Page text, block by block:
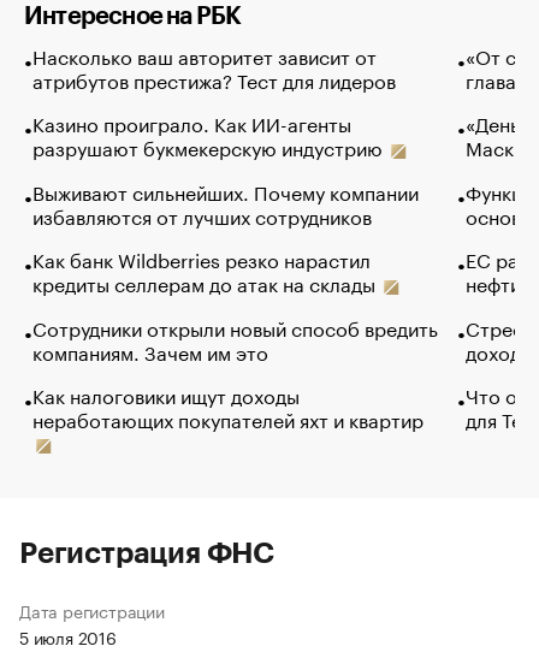
Интересное на РБК
Насколько ваш авторитет зависит от
атрибутов престижа? Тест для лидеров
Казино проиграло. Как ИИ-агенты
разрушают букмекерскую индустрию
Выживают сильнейших. Почему компании
избавляются от лучших сотрудников
Как банк Wildberries резко нарастил
кредиты селлерам до атак на склады
Сотрудники открыли новый способ вредить
компаниям. Зачем им это
Как налоговики ищут доходы
неработающих покупателей яхт и квартир
«От
глава
Маск в
основ
ЕС
нефти
Что
для
Регистрация ФНС
Дата регистрации
5 июля 2016